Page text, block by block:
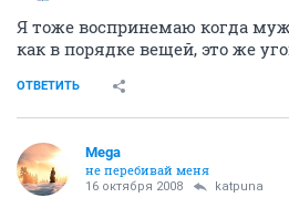
Я тоже воспринемаю когда
как в порядке вещей, это же
ОТВЕТИТЬ
Mega
не перебивай меня
16 октября 2008 katpuna